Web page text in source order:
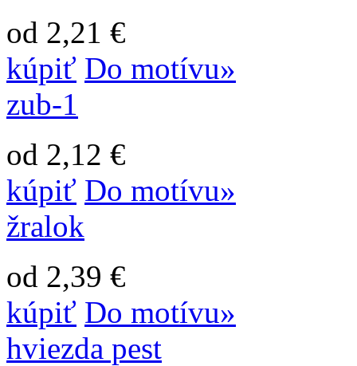
od 2,21 €
kúpiť Do motívu»
zub-1
od 2,12 €
kúpiť Do motívu»
žralok
od 2,39 €
kúpiť Do motívu»
hviezda pest